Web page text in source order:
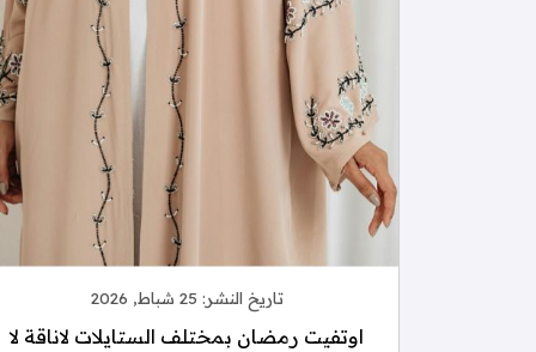
تاريخ النشر: 25 شباط, 2026
اوتفيت رمضان بمختلف الستايلات لاناقة لا